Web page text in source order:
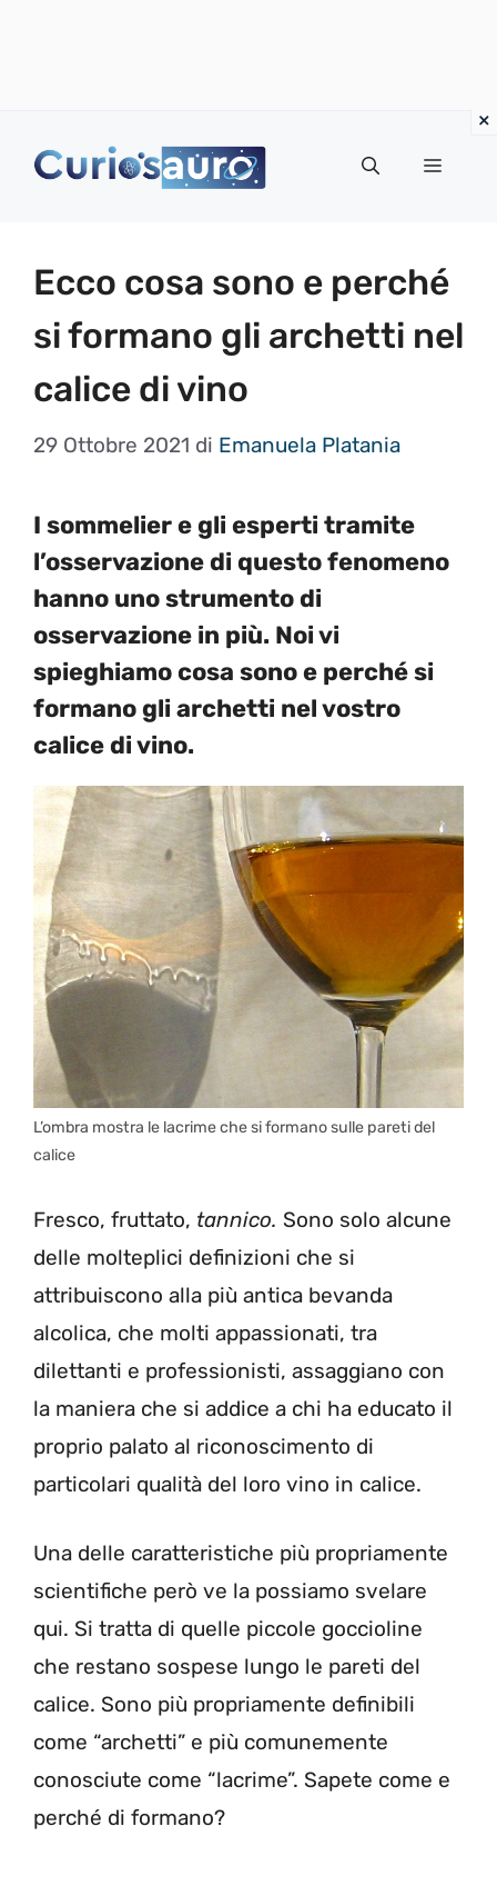
Menu
Ecco cosa sono e perché
si formano gli archetti nel
calice di vino
29 Ottobre 2021 di Emanuela Platania
I sommelier e gli esperti tramite
l’osservazione di questo fenomeno
hanno uno strumento di
osservazione in più. Noi vi
spieghiamo cosa sono e perché si
formano gli archetti nel vostro
calice di vino.
L’ombra mostra le lacrime che si formano sulle pareti del
calice
Fresco, fruttato, tannico. Sono solo alcune
delle molteplici definizioni che si
attribuiscono alla più antica bevanda
alcolica, che molti appassionati, tra
dilettanti e professionisti, assaggiano con
la maniera che si addice a chi ha educato il
proprio palato al riconoscimento di
particolari qualità del loro vino in calice.
Una delle caratteristiche più propriamente
scientifiche però ve la possiamo svelare
qui. Si tratta di quelle piccole goccioline
che restano sospese lungo le pareti del
calice. Sono più propriamente definibili
come “archetti” e più comunemente
conosciute come “lacrime”. Sapete come e
perché di formano?